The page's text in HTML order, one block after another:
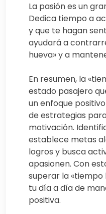
La pasión es un
Dedica tiempo a
y que te hagan
ayudará a
hueva» y a
En resumen, la
estado pasajero
un enfoque
de estrategias
motivación.
establece metas
logros y busca
apasionen. Con
superar la «tiempo
tu día a día de
positiva.